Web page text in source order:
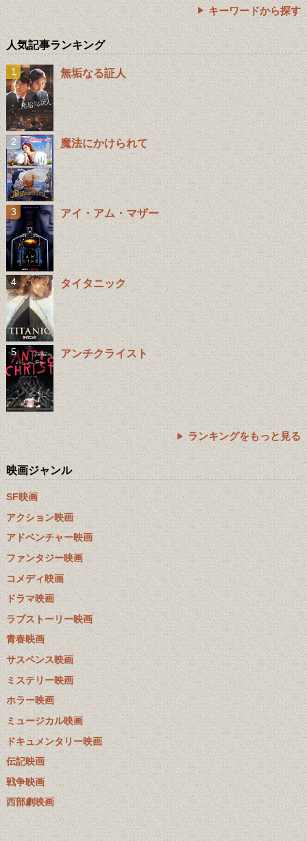
キーワードから探す
人気記事ランキング
無垢なる証人
魔法にかけられて
アイ・アム・マザー
タイタニック
アンチクライスト
ランキングをもっと見る
映画ジャンル
SF映画
アクション映画
アドベンチャー映画
ファンタジー映画
コメディ映画
ドラマ映画
ラブストーリー映画
青春映画
サスペンス映画
ミステリー映画
ホラー映画
ミュージカル映画
ドキュメンタリー映画
伝記映画
戦争映画
西部劇映画